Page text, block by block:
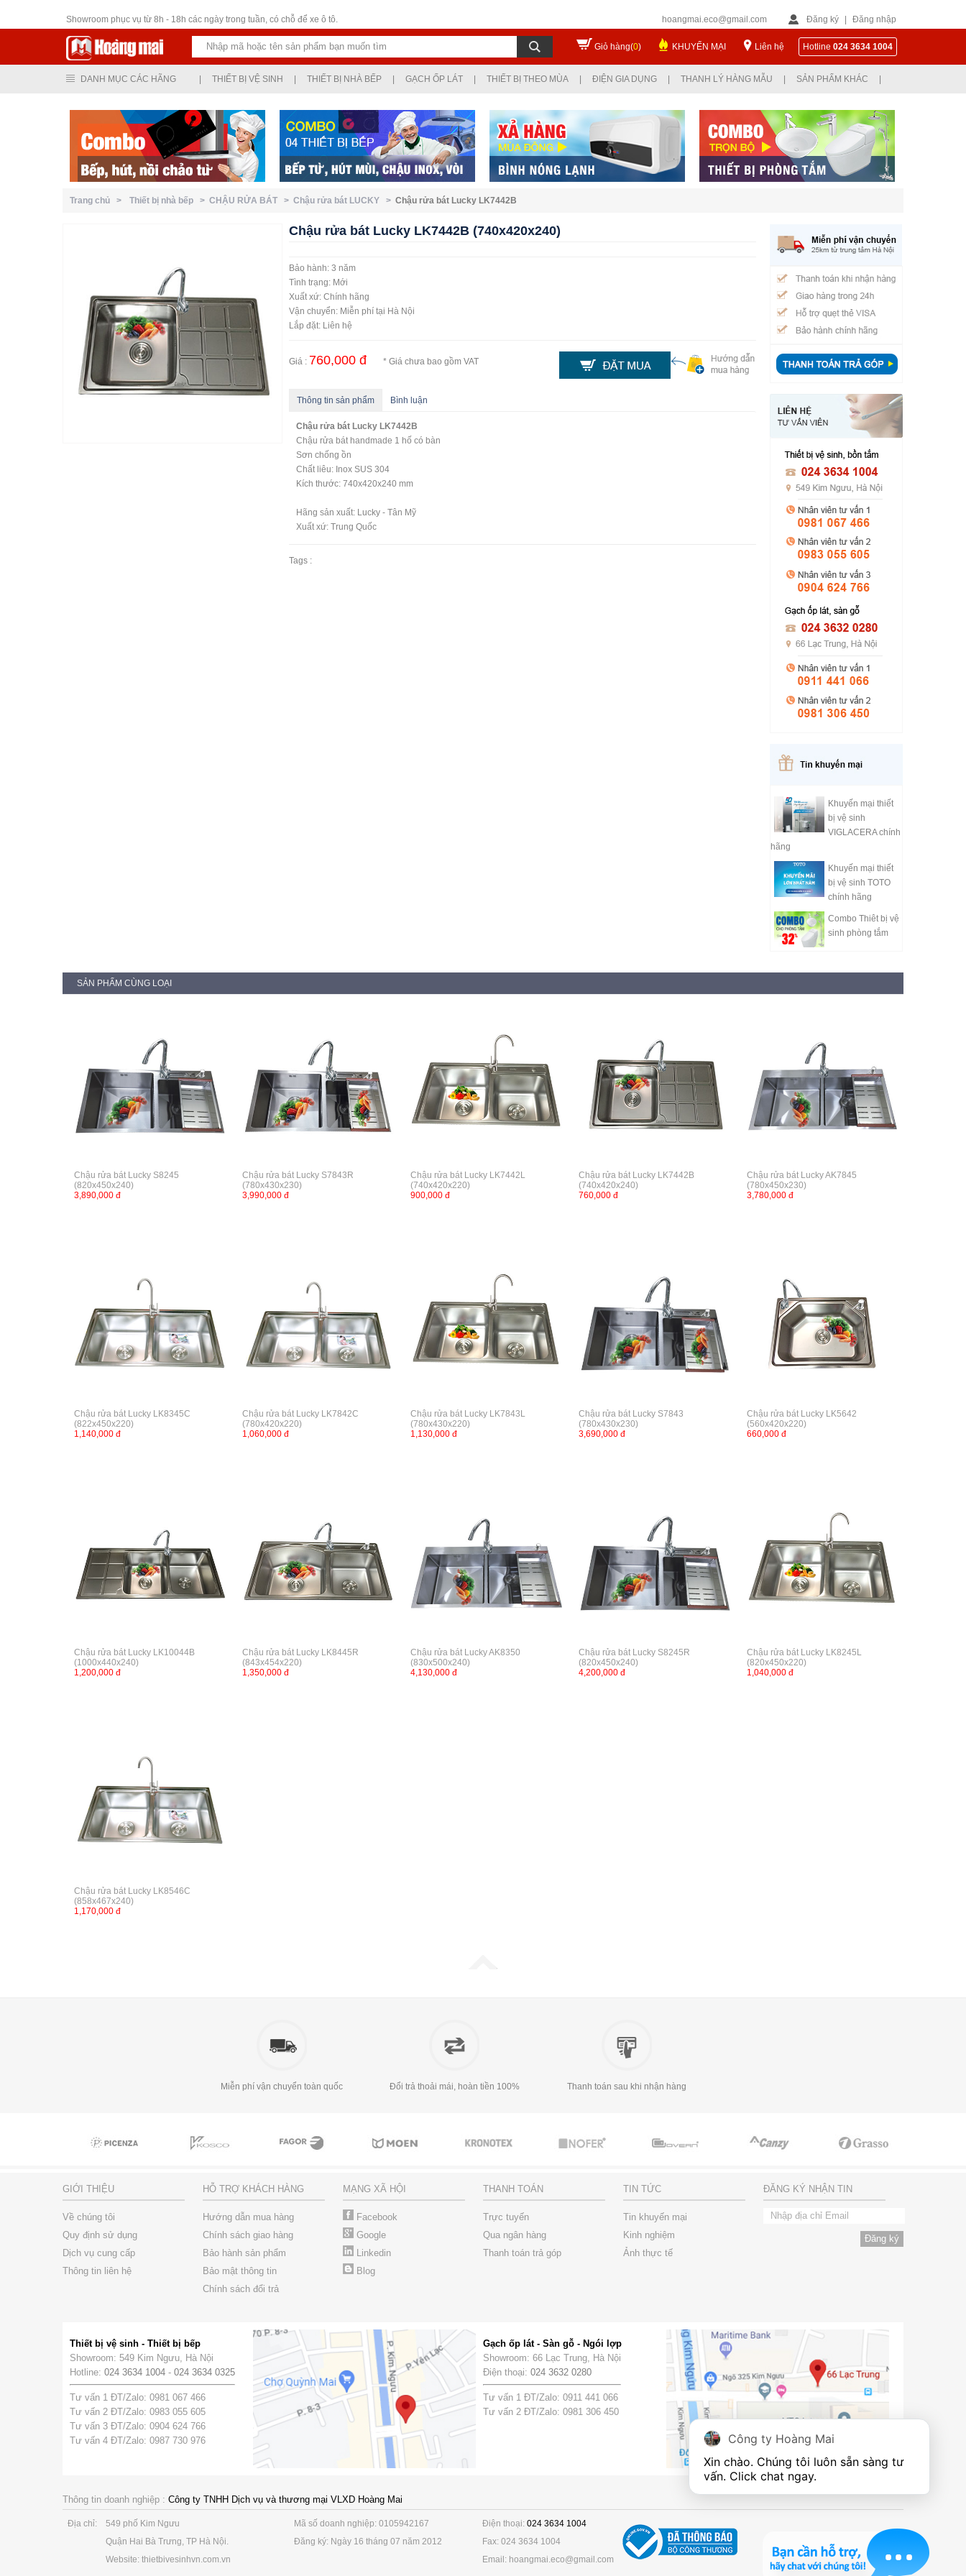
Showroom phục vụ từ 8h - 18h các ngày trong tuần, có chỗ để xe ô tô.
hoangmai.eco@gmail.com Đăng ký Đăng nhập
Giỏ hàng(0) KHUYẾN MẠI Liên hệ Hotline 024 3634 1004
DANH MỤC CÁC HÃNG THIẾT BỊ VỆ SINH THIẾT BỊ NHÀ BẾP GẠCH ỐP LÁT THIẾT BỊ THEO MÙA ĐIỆN GIA DỤNG THANH LÝ HÀNG MẪU SẢN PHẨM KHÁC
Trang chủ > Thiết bị nhà bếp > CHẬU RỬA BÁT > Chậu rửa bát LUCKY > Chậu rửa bát Lucky LK7442B
Chậu rửa bát Lucky LK7442B (740x420x240)
Bảo hành: 3 năm
Tình trạng: Mới
Xuất xứ: Chính hãng
Vận chuyển: Miễn phí tại Hà Nội
Lắp đặt: Liên hệ
Giá : 760,000 đ * Giá chưa bao gồm VAT
Thông tin sản phẩm Bình luận
Chậu rửa bát Lucky LK7442B
Chậu rửa bát handmade 1 hố có bàn
Sơn chống ồn
Chất liêu: Inox SUS 304
Kích thước: 740x420x240 mm
Hãng sản xuất: Lucky - Tân Mỹ
Xuất xứ: Trung Quốc
Tags :
Khuyến mại thiết
bị vệ sinh
VIGLACERA chính
hãng
Khuyến mại thiết
bị vệ sinh TOTO
chính hãng
Combo Thiêt bị vệ
sinh phòng tắm
SẢN PHẨM CÙNG LOẠI
Chậu rửa bát Lucky S8245
(820x450x240)
3,890,000 đ
Chậu rửa bát Lucky S7843R
(780x430x230)
3,990,000 đ
Chậu rửa bát Lucky LK7442L
(740x420x220)
900,000 đ
Chậu rửa bát Lucky LK7442B
(740x420x240)
760,000 đ
Chậu rửa bát Lucky AK7845
(780x450x230)
3,780,000 đ
Chậu rửa bát Lucky LK8345C
(822x450x220)
1,140,000 đ
Chậu rửa bát Lucky LK7842C
(780x420x220)
1,060,000 đ
Chậu rửa bát Lucky LK7843L
(780x430x220)
1,130,000 đ
Chậu rửa bát Lucky S7843
(780x430x230)
3,690,000 đ
Chậu rửa bát Lucky LK5642
(560x420x220)
660,000 đ
Chậu rửa bát Lucky LK10044B
(1000x440x240)
1,200,000 đ
Chậu rửa bát Lucky LK8445R
(843x454x220)
1,350,000 đ
Chậu rửa bát Lucky AK8350
(830x500x240)
4,130,000 đ
Chậu rửa bát Lucky S8245R
(820x450x240)
4,200,000 đ
Chậu rửa bát Lucky LK8245L
(820x450x220)
1,040,000 đ
Chậu rửa bát Lucky LK8546C
(858x467x240)
1,170,000 đ
Miễn phí vận chuyển toàn quốc Đổi trả thoải mái, hoàn tiền 100% Thanh toán sau khi nhận hàng
GIỚI THIỆU
Về chúng tôi
Quy định sử dụng
Dịch vụ cung cấp
Thông tin liên hệ
HỖ TRỢ KHÁCH HÀNG
Hướng dẫn mua hàng
Chính sách giao hàng
Bảo hành sản phẩm
Bảo mật thông tin
Chính sách đổi trả
MẠNG XÃ HỘI
Facebook
Google
Linkedin
Blog
THANH TOÁN
Trực tuyến
Qua ngân hàng
Thanh toán trả góp
TIN TỨC
Tin khuyến mại
Kinh nghiệm
Ảnh thực tế
ĐĂNG KÝ NHẬN TIN
Thiết bị vệ sinh - Thiết bị bếp
Showroom: 549 Kim Ngưu, Hà Nội
Hotline: 024 3634 1004 - 024 3634 0325
Tư vấn 1 ĐT/Zalo: 0981 067 466
Tư vấn 2 ĐT/Zalo: 0983 055 605
Tư vấn 3 ĐT/Zalo: 0904 624 766
Tư vấn 4 ĐT/Zalo: 0987 730 976
Gạch ốp lát - Sàn gỗ - Ngói lợp
Showroom: 66 Lạc Trung, Hà Nội
Điện thoại: 024 3632 0280
Tư vấn 1 ĐT/Zalo: 0911 441 066
Tư vấn 2 ĐT/Zalo: 0981 306 450
Thông tin doanh nghiệp : Công ty TNHH Dịch vụ và thương mại VLXD Hoàng Mai
Địa chỉ:
549 phố Kim Ngưu
Quận Hai Bà Trưng, TP Hà Nội.
Website: thietbivesinhvn.com.vn
Mã số doanh nghiệp: 0105942167
Đăng ký: Ngày 16 tháng 07 năm 2012
Điện thoại: 024 3634 1004
Fax: 024 3634 1004
Email: hoangmai.eco@gmail.com
Công ty Hoàng Mai
Xin chào. Chúng tôi luôn sẵn sàng tư
vấn. Click chat ngay.